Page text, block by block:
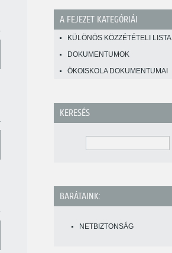
A FEJEZET KATEGÓRIÁI
KÜLÖNÖS KÖZZÉTÉTELI LISTA
DOKUMENTUMOK
ÖKOISKOLA DOKUMENTUMAI
KERESÉS
BARÁTAINK:
NETBIZTONSÁG